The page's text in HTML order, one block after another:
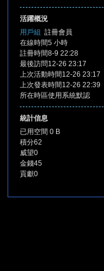
活躍概況
用戶組 註冊會員
在線時間5 小時
註冊時間8-9 22:28
最後訪問12-26 23:17
上次活動時間12-26 23:17
上次發表時間12-26 22:39
所在時區使用系統默認
統計信息
已用空間 0 B
積分62
威望0
金錢45
貢獻0